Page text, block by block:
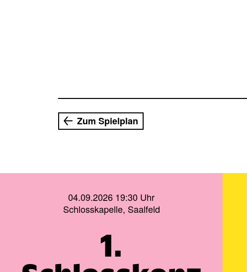
Zum Spielplan
04.09.2026 19:30 Uhr
Schlosskapelle, Saalfeld
1.